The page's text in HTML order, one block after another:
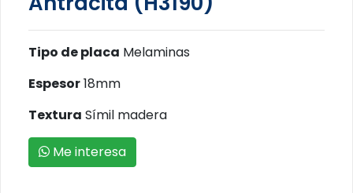
Tipo de placa Melaminas
Espesor18mm
Textura Símil madera
Me interesa